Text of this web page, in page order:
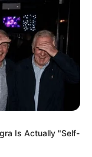
Is Actually "Self-